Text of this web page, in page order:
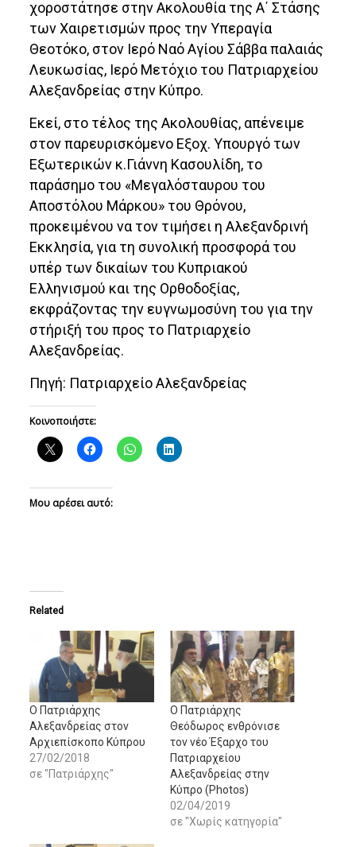
χοροστάτησε στην Ακολουθία της Α΄ Στάσης
των Χαιρετισμών προς την Υπεραγία
Θεοτόκο, στον Ιερό Ναό Αγίου Σάββα παλαιάς
Λευκωσίας, Ιερό Μετόχιο του Πατριαρχείου
Αλεξανδρείας στην Κύπρο.
Εκεί, στο τέλος της Ακολουθίας, απένειμε
στον παρευρισκόμενο Εξοχ. Υπουργό των
Εξωτερικών κ.Γιάννη Κασουλίδη, το
παράσημο του «Μεγαλόσταυρου του
Αποστόλου Μάρκου» του Θρόνου,
προκειμένου να τον τιμήσει η Αλεξανδρινή
Εκκλησία, για τη συνολική προσφορά του
υπέρ των δικαίων του Κυπριακού
Ελληνισμού και της Ορθοδοξίας,
εκφράζοντας την ευγνωμοσύνη του για την
στήριξή του προς το Πατριαρχείο
Αλεξανδρείας.
Πηγή: Πατριαρχείο Αλεξανδρείας
Κοινοποιήστε:
Μου αρέσει αυτό:
Related
Ο Πατριάρχης
Αλεξανδρείας στον
Αρχιεπίσκοπο Κύπρου
27/02/2018
σε "Πατριάρχης"
Ο Πατριάρχης
Θεόδωρος ενθρόνισε
τον νέο Έξαρχο του
Πατριαρχείου
Αλεξανδρείας στην
Κύπρο (Photos)
02/04/2019
σε "Χωρίς κατηγορία"